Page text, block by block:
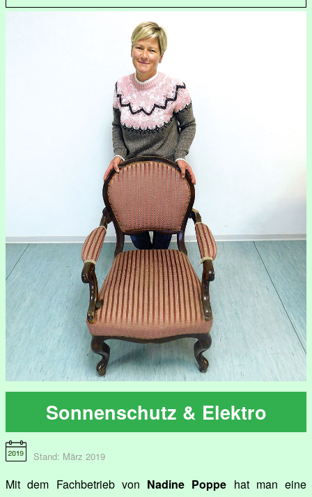
Sonnenschutz & Elektro
Stand: März 2019
Mit dem Fachbetrieb von Nadine Poppe hat man eine